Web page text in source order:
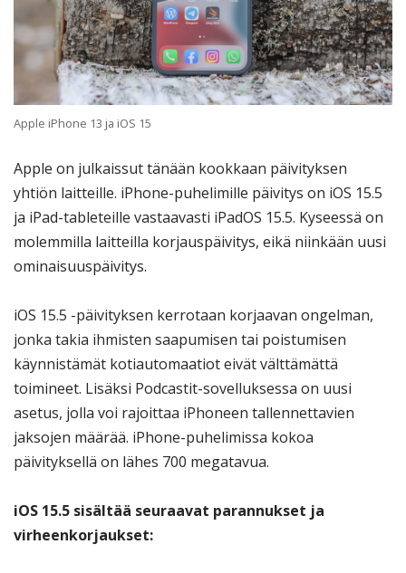
Apple iPhone 13 ja iOS 15
Apple on julkaissut tänään kookkaan päivityksen
yhtiön laitteille. iPhone-puhelimille päivitys on iOS 15.5
ja iPad-tableteille vastaavasti iPadOS 15.5. Kyseessä on
molemmilla laitteilla korjauspäivitys, eikä niinkään uusi
ominaisuuspäivitys.
iOS 15.5 -päivityksen kerrotaan korjaavan ongelman,
jonka takia ihmisten saapumisen tai poistumisen
käynnistämät kotiautomaatiot eivät välttämättä
toimineet. Lisäksi Podcastit-sovelluksessa on uusi
asetus, jolla voi rajoittaa iPhoneen tallennettavien
jaksojen määrää. iPhone-puhelimissa kokoa
päivityksellä on lähes 700 megatavua.
iOS 15.5 sisältää seuraavat parannukset ja
virheenkorjaukset: